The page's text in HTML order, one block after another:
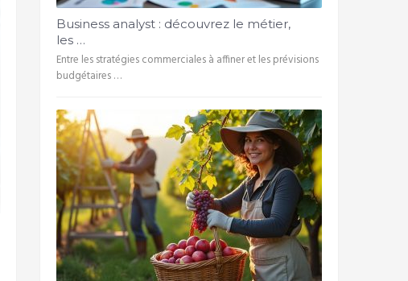
Business analyst : découvrez le métier,
les …
Entre les stratégies commerciales à affiner et les prévisions
budgétaires …